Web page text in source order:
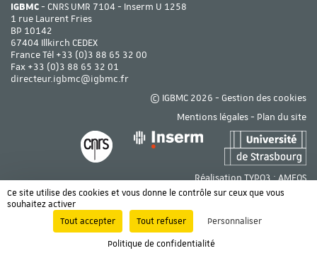
IGBMC- CNRS UMR 7104 - Inserm U 1258
1 rue Laurent Fries
BP 10142
67404 Illkirch CEDEX
France Tél +33 (0)3 88 65 32 00
Fax +33 (0)3 88 65 32 01
directeur.igbmc@igbmc.fr
© IGBMC 2026 - Gestion des cookies
Mentions légales- Plan du site
Réalisation TYPO3 :AMEOS
Ce site utilise des cookies et vous donne le contrôle sur ceux que vous
souhaitez activer
Tout accepter
Tout refuser
Personnaliser
Politique de confidentialité